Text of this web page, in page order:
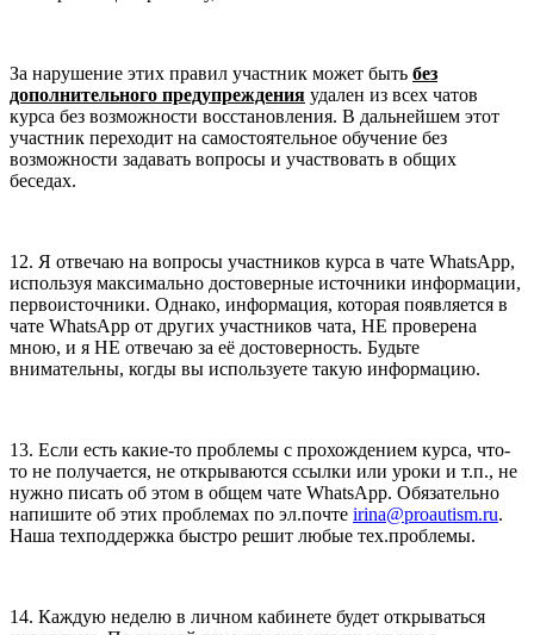
За нарушение этих правил участник может быть без
дополнительного предупреждения удален из всех чатов
курса без возможности восстановления. В дальнейшем этот
участник переходит на самостоятельное обучение без
возможности задавать вопросы и участвовать в общих
беседах.
12. Я отвечаю на вопросы участников курса в чате WhatsApp,
используя максимально достоверные источники информации,
первоисточники. Однако, информация, которая появляется в
чате WhatsApp от других участников чата, НЕ проверена
мною, и я НЕ отвечаю за её достоверность. Будьте
внимательны, когды вы используете такую информацию.
13. Если есть какие-то проблемы с прохождением курса, что-
то не получается, не открываются ссылки или уроки и т.п., не
нужно писать об этом в общем чате WhatsApp. Обязательно
напишите об этих проблемах по эл.почте irina@proautism.ru.
Наша техподдержка быстро решит любые тех.проблемы.
14. Каждую неделю в личном кабинете будет открываться